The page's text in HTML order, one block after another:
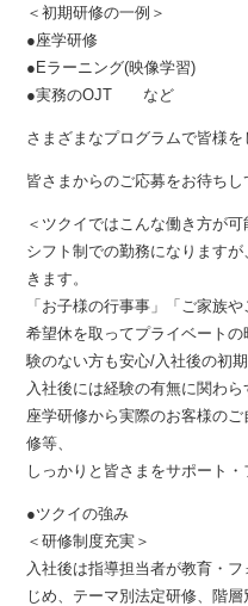
＜初期研修の一例＞
●座学研修
●Eラーニング(映像学習)
●実務のOJT など
さまざまなプログラムで皆様を
皆さまからのご応募をお待ちし
＜ツクイではこんな働き方が可
シフト制での勤務になります
きます。
「お子様の行事事」「ご家族
希望休を取ってプライベート
験のない方も安心/入社後の初
入社後には経験の有無に関わ
座学研修から実際のお客様の
修等、
しっかりと皆さまをサポート・
●ツクイの強み
＜研修制度充実＞
入社後は指導担当者が教育・
じめ、テーマ別法定研修、階